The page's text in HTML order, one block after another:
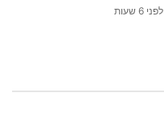
לפני 6 שעות